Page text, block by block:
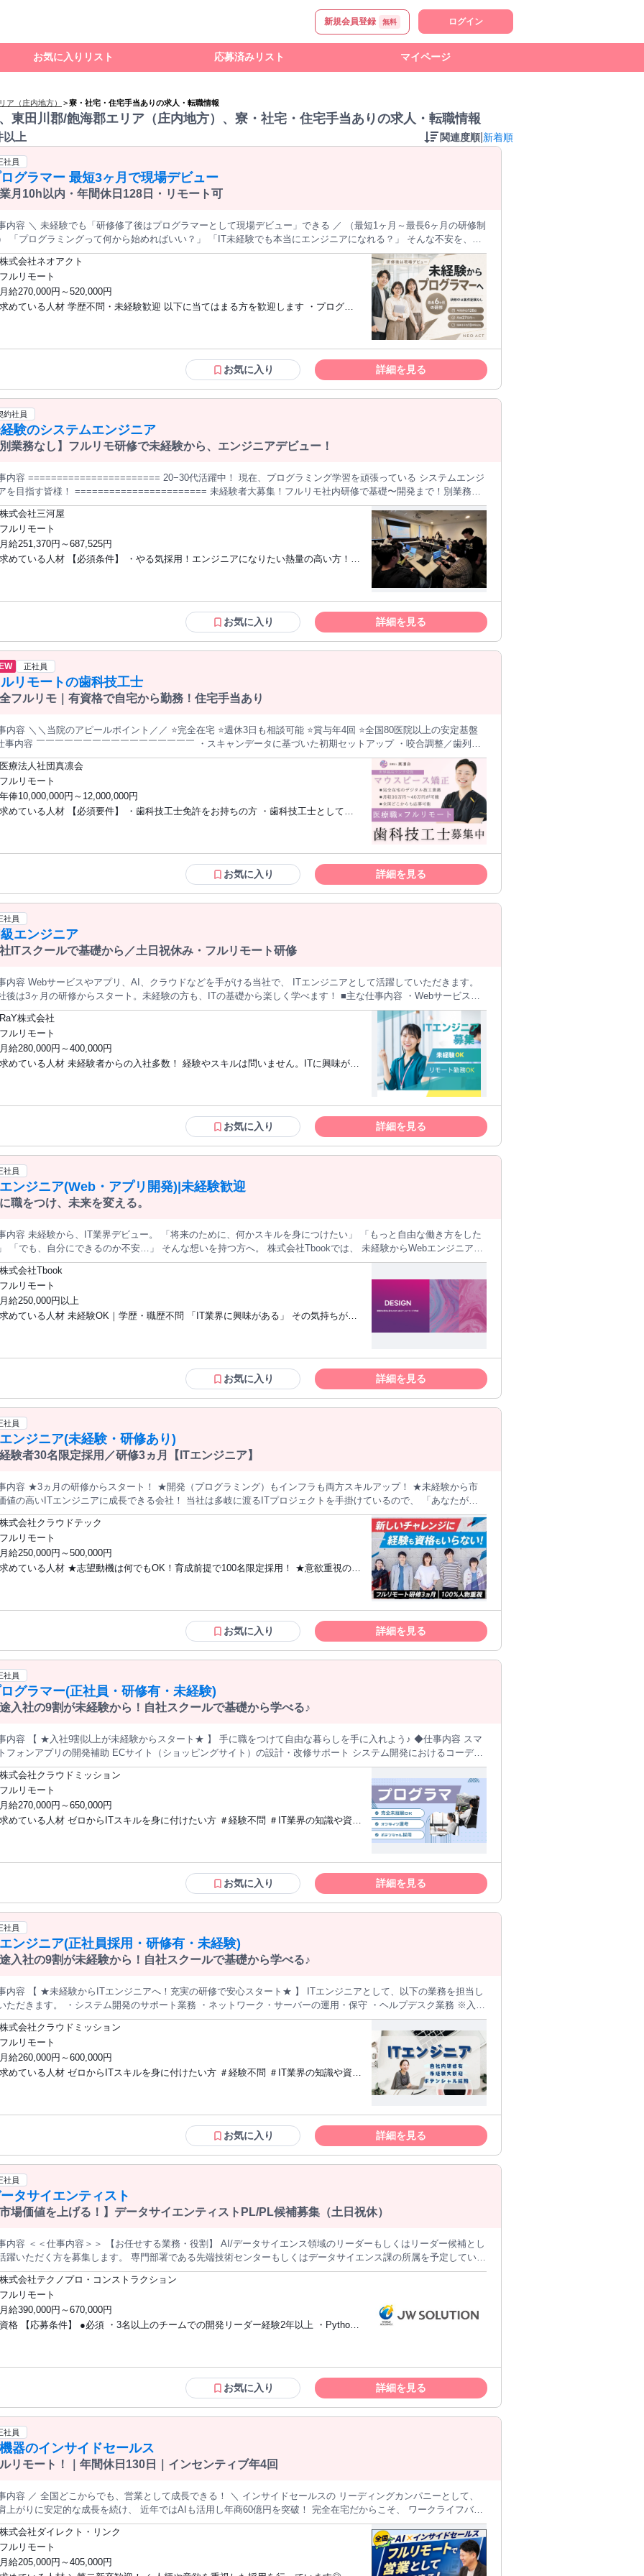
新規会員登録 無料 ログイン
お気に入りリスト 応募済みリスト マイページ
ア（庄内地方） >寮・社宅・住宅手当ありの求人・転職情報
東田川郡/飽海郡エリア（庄内地方）、寮・社宅・住宅手当ありの求人・転職情報
以上 関連度順 新着順
社員
グラマー 最短3ヶ月で現場デビュー
月10h以内・年間休日128日・リモート可
内容 ＼ 未経験でも「研修修了後はプログラマーとして現場デビュー」できる ／ （最短1ヶ月～最長6ヶ月の研修制
そんな不安を、
は最長6ヶ月の研修制度で解消します。 ■ NEO研修（最短1カ月〜最長6カ月） 担当講師2名が合格が出るまで
サポート。 ※研修期間中は案件への配属はありません。安心して学習に集中できます。 《研修ステップ》 【ステ
1 ～1か月目～】IT業界の基礎固め ビジネスマナー研修・IT業界基礎研修・言語基礎研修を受講。 【ステップ2 ～2
目～】言語研修 JAVA / Python / C# / HTML&CSS / JavaScriptなど主要言語を学習。プログラマー歴10年以上の専
プ3 ～3か月目～】実践的プログラミング研修 コーディング基礎〜プログラムの実行まで。実
10:00 朝会・タスク確認 10:30 コーディング・実装作業 12:00 昼休み 13:00 コードレビュー・フィードバック対応
テスト・デバッグ作業 18:00 進捗報告・翌日準備 19:00 退社（残業月平均10時間以内） ■ 入社後のサポート体制
属後も先輩エンジニアによるコードレビュー・OJTサポートが継続。定期的な1on1面談で成長目標を確認。社内勉強
る不安・Q&A Q. 本当に知識ゼロでも大丈夫ですか？ A. はい。研修で基礎からしっかり学べ
言語は選べますか？ A. 適性・希望を考慮のうえ配属先を決定します。 Q. 服装・髪型の規定はありますか？ A.
OKです。 ■ こんな方が活躍しています ・「プログラミングに興味があるが何も知らない」からスター
した方 ・前職が営業・接客・事務などIT未経験の方 ・将来はフリーランスやリモートワークのエンジニアを目指し
株式会社ネオアクト
フルリモート
月給270,000円～520,000円
求めている人材 学歴不問・未経験歓迎 以下に当てはまる方を歓迎します ・プログラ
きに受け止め、改善できる方 ・プログラマーとしてキャリアをスタートしてみたい方
お気に入り 詳細を見る
約社員
験のシステムエンジニア
別業務なし】フルリモ研修で未経験から、エンジニアデビュー！
内容 ======================= 20−30代活躍中！ 現在、プログラミング学習を頑張っている システムエンジ
を目指す皆様！ ======================= 未経験者大募集！フルリモ社内研修で基礎〜開発まで！別業務な
未経験」というだけで、なかなか就職先
い… 「30歳」を超えているから… 「実務経験」を積んでキャリアを確実に積み上げていきたい… そう感じている
ないかと思います。 IT業界人手不足というものの、 未経験からエンジニアになるのは、ハードルが高いの
状です。 ×エンジニアとは関係ない仕事の配属になってしまう… ×テストや保守の仕事ばかりで開発に携われな
しい技術を、独学で学ぶのには限界がある…など 株式会社三河屋では、200人以上を育成してきた圧倒的なエ
ジニア育成研修でスクール卒業生や、 独学でしっかり学ばれた皆様に対して未経験からでもエンジニアとして活躍で
先輩エンジニアの１ON1指導-】 【キャリアサポーターによるキャリア相談・メンタルフォロー】 【同期や他のメ
ーと助け合い勉強できる環境】 【それぞれの要望に寄り添う、透明度の高い案件提案制】 ０から一貫してキャリ
形成をしていける環境を整えています。 開発で経験を積み成長できたとしてても、自分の目指す理想的なエンジニ
または自分の目指す理想的な労働環境を手に入れられないと意味がありません。 エンジニアとしての未来の目標を
は、ぜひエントリーください！☆+。 - 業務内容 - ◆入社後の流れ ＜WEBエンジニア研修生｜４ヶ月間＞ 研修中
Webエンジニア研修を「フルリモート」で集中して受けていただきます。 エンジニアと関係ない別業務はありませ
、GIT（Github）、上流工程、アプリ開発
すので、インフラエンジニア、AI、ゲームエンジニアになりたい方には向きませんが、SEから別分野へのキャリア
。 ＜研修終了後、エンジニアデビュー！＞ 当社案件もしくはパートナー企業様の案件に入っていた
、 システムエンジニアとしての【システム開発経験】を積んでいただきます。 ◆勤務地について 配属先の案件に
愛知、東京、大阪のお好きな地域でエンジニアとして活躍していただきます。 ※フルリモート案件は一部ありま
未経験1年目は出勤が必要な案件がほとんどです。 フルリモでの勤務は、実務経験を約１、2年以上積めば移行可
。 貴方の納得のいく環境で働けるよう、全力でサポートします。 他地域の方も、お気軽に相談くだ
ほしい！ ・未経験だけど1年目からちゃんと開発したい、コ
ィングしたい！ ・勉強してきた技術を活かしたい！ ・自由な働き方を目指したい！ ・とにかくなりたい自分にな
、楽しく仕事したい！ ・本気でWEBシステムエンジニアになりたい！ ・責任を持ってプロジェクトを遂行していた
株式会社三河屋
フルリモート
月給251,370円～687,525円
求めている人材 【必須条件】 ・やる気採用！エンジニアになりたい熱量の高い方！未
流工程から学び、実際にアプリ開発を行っていただきます。HTML,CSSよりバックエ
ンドやフレームワークの勉強が主になってきます。） 以下の方は歓迎 ITエンジニアと
して働いてみたい方 システムエンジニアに挑戦してみたい方 SEとして働いてみたい
方 未経験からエンジニアとして働きたい方 IT業界に興味のある方 理系の方 文系から
理系職に挑戦したい方 完全週休二日制で働きたい方 土日休みで働きたい方 新しい仲
間を作りたい方 高月収で働きたい方 高月給で働きたい方 スキルを活かして働きたい
方 営業職の方 将来独立したい方 フリーランスとして働きたい方 将来起業したい方 名
モートで働きたい方 完全在宅で働きたい方 テレワークで働きたい方 システム開発に
興味のある方 アプリ開発に興味のある方 直行直帰で働きたい方 賞与支給のお仕事で
働きたい方 弊社理念に共感できる方
お気に入り 詳細を見る
正社員
リモートの歯科技工士
フルリモ｜有資格で自宅から勤務！住宅手当あり
＼＼当院のアピールポイント／／ ⭐完全在宅 ⭐週休3日も相談可能 ⭐賞与年4回 ⭐全国80医院以上の安定基盤
事内容 ￣￣￣￣￣￣￣￣￣￣￣￣￣￣￣￣￣ ・スキャンデータに基づいた初期セットアップ ・咬合調整／歯列配
IPR計画 ・ステージごとの歯牙移動の制御 ・アライナー数・移動量の最適化 ・アタッチメントの位置・形状の選
よび配置 ・歯科医師との連携による治療計画の修正・再プラン対応（リファインメントを含む） ・提出前の最終
およびドクターとのプレビュー確認 ✅完全リモートの強み ￣￣￣￣￣￣￣￣￣￣￣￣￣￣￣￣￣ 全国どこか
も勤務可能です。 また、勤務時間の自由度も高く、家事・子育てなどライフスタイルに制限がある方でも ご自身
活かして働いていただけます。 ✅年間症例数1,000件以上。本気で技術を高めたい方を歓迎します。 ￣￣￣
￣￣￣￣￣￣￣￣￣￣￣￣￣ 北海道～沖縄まで全国80医院以上の提携ネットワーク。 本院「レオンデンタルオフィ
」の院長は、日本でも数名の【レッドダイヤモンドプロバイダー資格】を保有。 明るく風通しの良い職場で、研修・
・各種手当も充実し、長く安心して働けます。 ✅月給30万円～／残業もほぼナシ◎ ￣￣￣￣￣￣￣￣￣￣￣
経験・スキル等により決定いたします。 ・固定残業時間を超過した場合は、別途法定通り支給。 ・給与額によ
固定残業手当の金額および時間数は異なります。
医療法人社団真凛会
フルリモート
年俸10,000,000円～12,000,000円
求めている人材 【必須要件】 ・歯科技工士免許をお持ちの方 ・歯科技工士としてス
床経験をお持ちの方 ・医療広告、オンライン診療に関する知識・興味のある方 ・副
業・業務委託など柔軟な働き方を希望される方 ・患者様の不安に寄り添い、信頼関係
お気に入り 詳細を見る
社員
エンジニア
ITスクールで基礎から／土日祝休み・フルリモート研修
内容 Webサービスやアプリ、AI、クラウドなどを手がける当社で、 ITエンジニアとして活躍していただきます。
後は3ヶ月の研修からスタート。未経験の方も、ITの基礎から楽しく学べます！ ■主な仕事内容 ・Webサービスや
リの開発 ・AIを活用したシステム開発 ・クラウド環境の構築・運用 ・サーバーやネットワークの運用・保守 まず
キルに合った仕事からスタート。先輩と一緒に、少しずつできることを増やしていきましょう！ ■この求人のポイ
・3ヶ月の研修でITデビュー ・研修期間はフルリモート ・開発もインフラも学べる ・頑張りが収入や昇格につな
期や先輩と一緒に成長できる ■教育・研修制度 入社後は、ITって何？という基礎から学びます。 専任講師が
サポートするので、分からないことは何度でも質問できます！ ■研修内容の例 プログラミング／アプリ開発／サ
を活用したシステム開発 ・AWSやAzureのクラウド案件 ・金融、医療、公共機関向けの開発 ・SNS、動画配信サ
技術／デザイン制作・企画立案／Web動画の制作・編集。PC操作に不安のある方にはPC研修も実施します。
RaY株式会社
フルリモート
月給280,000円～400,000円
求めている人材 未経験者からの入社多数！ 経験やスキルは問いません。ITに興味があ
めに収入をアップさせたい ・新しい知識やスキルを身につけたい ・仲間と一緒に楽し
く成長したい ・頑張りをしっかり評価してほしい 学歴・職歴・IT経験は不問です。
PC操作に自信がない方や、社会人デビューを目指す方も安心してご応募ください！
お気に入り 詳細を見る
社員
ンジニア(Web・アプリ開発)|未経験歓迎
職をつけ、未来を変える。
経験から、IT業界デビュー。 「将来のために、何かスキルを身につけたい」 「もっと自由な働き方をした
も、自分にできるのか不安…」 そんな想いを持つ方へ。 株式会社Tbookでは、 未経験からWebエンジニアと
きる環境を整えています。 入社後は、2ヶ月間の研修からスタート。 ITの基礎から、 プログラミング・
制作・システム開発まで、 段階的に学べるため、 知識ゼロからでも安心して挑戦できます。 最初は、 「パソコン
くない」 「IT業界は初めて」 「タイピングにも自信がない」 そんな方でも大丈夫です。 実際に、 未経験から
ートした先輩たちも、 少しずつスキルを身につけながら Web業界で活躍しています。 専任講師がサポートしなが
きること” を一つずつ増やしていける環境です。 ＝＝＝＝＝＝＝＝＝＝＝＝＝＝＝＝＝＝ 具体的なお仕事内容
正を行います。 ■ Webシステム開発 ECサイトや予約システムなど、 便利なサービスやシステムの開発を
システム運用や問い合わせ対応など、 IT業界の基礎から経験を積める業務もあります。 ＝＝＝＝
礎（Java／Python） ■ データベース・SQL ■ 開発環境構築 「コードが動いた！」 そんな小さな成功体験を積み
がら、 少しずつ理解を深めていきます。 わからないことは、 その場ですぐ質問できる環境なので、 未経験の方
】 次は “つくる側” の経験へ。 ■ Web制作（HTML／CSS／JavaScript） ■ フロントエンド開
め、 「一人で置いていかれる」 ということはありません。 ＝＝＝＝＝＝＝＝＝＝＝＝＝＝＝＝＝＝ この仕事の
高いスキルが身につく ◎ フルリモート案件
◎ キャリアアップを目指せる ◎ デザイン×ITの幅広い経験が積める ◎ Webエンジニア・デザイナーなど多彩なキ
＝＝＝＝＝＝＝＝＝＝＝＝＝＝＝＝＝ 最初から、 完璧である必要はありません。 大切なのは、
「やってみたい」という気持ちです。 あなたの “これから” を、 私たちと一緒に作っていきませんか？
株式会社Tbook
フルリモート
月給250,000円以上
求めている人材 未経験OK｜学歴・職歴不問 「IT業界に興味がある」 その気持ちがあ
つけたい ✅ IT・Web業界に興味がある ✅ 生成AIなど最新技術を学びたい ✅ 新しいこ
とに挑戦したい ✅ 仲間と一緒に成長したい ✅ 将来的にリモートワークしたい ✅ スキ
ルを身につけて市場価値を上げたい ✅ Web制作やデザインに興味がある ＝＝＝＝＝＝
＝＝＝＝＝＝＝＝ こんな方が活躍中！ ・飲食スタッフ ・接客／販売 ・営業職 ・事務
職 ・工場勤務 ・フリーター ・主婦（夫） など、 未経験からスタートした先輩が多数
活躍しています！ ＝＝＝＝＝＝＝＝＝＝＝＝＝＝ 年齢の条件と理由：あり（例外事由
3号のイ・30歳未満（長期勤続によるキャリア形成のため））
お気に入り 詳細を見る
社員
ンジニア(未経験・研修あり)
験者30名限定採用／研修3ヵ月【ITエンジニア】
内容 ★3ヵ月の研修からスタート！ ★開発（プログラミング）もインフラも両方スキルアップ！ ★未経験から市
高いITエンジニアに成長できる会社！ 当社は多岐に渡るITプロジェクトを手掛けているので、 「あなたが目
たいエンジニア」にチャレンジできます！ 詳しく分からない…という方も大丈夫。 入社後に一緒に見つけていき
は3ヵ月の研修から始めます。 研修期間はフルリモートで、お住まいの場所でスター
きます！ 専任講師が「ITとは？」「開発とは？」「インフラとは？」など、 丁寧に教えていくので、未経験もご
ください！ 「学びたい」「成長したい」という想いを実現できる会社です。 ＜研修の流れ＞ ▼1～2ヵ月目／基礎
まずは会社理解を深めたりITの基本を学べる研修から始めます。 社会人未経験の方は、ビジネスマナー研修も用
修に移ります。 プログラムの実行や実機を使ったネットワークの構築などを実施します。 自分で組んだシステム
動く」面白さも感じながら、 実務で活かせるスキルを身に付けていきましょう！ ★対象資格一覧（一部抜粋） 基
情報技術者試験（FE）－15,000円 応用情報技術者試験（AP）－25,000円 CCNA－15,000円 CCNP－25,000円 LPIC
1 / LinuC Level 1－15,000円 LPIC Level 2 / LinuC Level 2－20,000円 LPIC Level 3 / LinuC Level 3－25,000円
ORACLE MASTER Silver DBA－15,000円 Oracle Database ORACLE MASTER Gold DBA－25,000円 AWS
シエイトレベル－15,000円 AWS プロフェッショナルレベル－25,000円
株式会社クラウドテック
フルリモート
月給250,000円～500,000円
求めている人材 ★志望動機は何でもOK！育成前提で100名限定採用！ ★意欲重視の積
即戦力採用で給与面を優遇します！ 【こんな方とはぜひお会いしたいです！】 ◎失敗
を恐れず積極的に学ぶ姿勢がある方 ◎AI・IT・DXの世界で成長したい方 ◎新しいこ
とに興味がある方 ◎収入・スキルアップを叶えたい方 ◎頑張りを認めてもらいたい方
◎様々な経験を積みながら可能性を広げたい方 ◎手に職をつけて自分自身の価値を高
めたい方 ◎在宅勤務で自分のペースを大切にしたい方 年齢の条件と理由：あり（例外
事由3号のイ・29歳以下（長期勤続によるキャリア形成のため））
お気に入り 詳細を見る
社員
グラマー(正社員・研修有・未経験)
入社の9割が未経験から！自社スクールで基礎から学べる♪
内容 【 ★入社9割以上が未経験からスタート★ 】 手に職をつけて自由な暮らしを手に入れよう♪ ◆仕事内容 スマ
フォンアプリの開発補助 ECサイト（ショッピングサイト）の設計・改修サポート システム開発におけるコーディ
やテスト業務 プログラム修正、バグチェック、仕様書作成など 研修後は小さなプロジェクトから少しずつ実践に
：開発ツールやセキュリティ、DB知識を
実習 ▶3ヶ月目：グループでのアプリ開発演習＆プロジェクト発表 3ヶ月間の学習成果を活かし、 研修の最後に
プロジェクトを作成します。 プロジェクトの発表を通じて、自己成長を実感◎ フィードバックを受け更なるスキ
人のポイント★ 】 1. 未経験歓迎、ゼロから学べる研修プログラム 3ヶ月間の充実した研修
、 プログラマーとしての基礎から実務スキルまでしっかりサポート！ 完全未経験でも安心♪実務に即した技術を段階
困った時にはすぐに助けてもらえる環境◎ フィードバックを通じて成長を実感しながら進めます♪ 3.資格取得支援
スキルアップサポート 基本情報、LPIC、AWSなどの資格取得を支援！ 資格取得に必要な書籍は会社が用意◎ 資格
持つことで、さらにキャリアアップが可能です。
株式会社クラウドミッション
フルリモート
月給270,000円～650,000円
求めている人材 ゼロからITスキルを身に付けたい方 ＃経験不問 ＃IT業界の知識や資格
す！ ＼今までの経験ではなく「意欲」「人柄」を重視した選考です！／ 【こんな方は
ぜひご応募ください】 ◎幅広いIT知識を身につけたい方 ◎人と話すことや人と接する
ことが好きな方 ◎相手の立場になって物事を考えられる方 ◎安定した環境で長期にわ
たり活躍したい方 ◎周囲とのチームワークを大切にできる方 ◎向上心や成長意欲をお
持ちの方
お気に入り 詳細を見る
社員
ンジニア(正社員採用・研修有・未経験)
入社の9割が未経験から！自社スクールで基礎から学べる♪
内容 【 ★未経験からITエンジニアへ！充実の研修で安心スタート★ 】 ITエンジニアとして、以下の業務を担当し
ただきます。 ・システム開発のサポート業務 ・ネットワーク・サーバーの運用・保守 ・ヘルプデスク業務 ※入社
あなたの適性や希望に応じて、最適なプロジェクトに配属いたします。 研修内容 ▶1ヶ月目：IT基礎研修 IT業界
本知識や専門用語の習得 パソコンの基本操作、タイピング練習 セキュリティ基礎知識 ▶2ヶ月目：技術研修 プロ
ミング言語の基礎（Java、Pythonなど） データベースの基礎知識と操作方法 ネットワーク・サーバーの基本概念
模擬プロジェクトを通じたシステム開発演習 チームでの課題解決、コミュニケーシ
スキルの向上 成果物のプレゼンテーションとフィードバック ※研修後も、OJTを通じて先輩エンジニアがしっか
るカリキュラム◎ 2.手厚いサポートとフォロー体制 先輩社員やリーダーからの指導やサポートが充実し
り、 困った時にはすぐに助けてもらえる環境◎ フィードバックを通じて成長を実感しながら進めます♪ 3.資格取得
援とスキルアップサポート 基本情報、LPIC、AWSなどの資格取得を支援！ 資格取得に必要な書籍は会社が用意◎
を持つことで、さらにキャリアアップが可能です。
株式会社クラウドミッション
フルリモート
月給260,000円～600,000円
求めている人材 ゼロからITスキルを身に付けたい方 ＃経験不問 ＃IT業界の知識や資格
す！ ＼今までの経験ではなく「意欲」「人柄」を重視した選考です！／ 【こんな方は
ぜひご応募ください】 ◎幅広いIT知識を身につけたい方 ◎人と話すことや人と接する
ことが好きな方 ◎相手の立場になって物事を考えられる方 ◎安定した環境で長期にわ
たり活躍したい方 ◎周囲とのチームワークを大切にできる方 ◎向上心や成長意欲をお
持ちの方
お気に入り 詳細を見る
社員
タサイエンティスト
市場価値を上げる！】データサイエンティストPL/PL候補募集（土日祝休）
内容 ＜＜仕事内容＞＞ 【お任せする業務・役割】 AI/データサイエンス領域のリーダーもしくはリーダー候補とし
躍いただく方を募集します。 専門部署である先端技術センターもしくはデータサイエンス課の所属を予定していま
多様な業界向けのデータ分析や分析システム開発に従事いただく中で、チームと開発をコントロールしていきま
同社取引先もしくは開発センターにて業務を行います。 ※経験や希望に応じてポジションや担当プロジェクトを
いたします【プロジェクト例】 ・データ収集利活用基盤一元化システム設計・AIベンダーへのデータ分析、特に生
に関する知見共有およびアドバイス・自動車自動運転走行に関わる分析課題に対する提案、データ分析・AIを活用
遠隔診断のコンサルティング・AIによる個人認識・表情認識・眠気認識などのシステム開発 従業員数20000人超の
い。 皆様からのご応募を心よりお待ちしております！ ≪your smile、 my happiness≫ あなたの笑顔があるから幸
になれる。 あなたの笑顔のために 上質なホスピタリティは、人と企業の魅力を最大に引き出す。 わたしたちは多様
業種でのアウトソーシングを展開する 【ワールドホールディングス】と 人材育成に関する知見と豊富なネットワー
持つ 【JTB】が手を組みツーリズムマーケットに特化した “ホスピタリティアウトソーシング”を 実現する総合人材
材育成のノウハウで育成された高いホスピタリティを有した人材によって、 他社とは異なるホスピタリティの高
ービスの提供を実現します。 当社は、JTBが培った人材育成プログラムをもとに 安心して就業し、そして成果を
ていくための教育を一番の強みとしています。 また安心して勤務いただくためのフォローアップ体制に 「こまめ
活躍できるよう全力でサポートいたします！ ＜＜アピールポイント＞＞ 【最先端AI・自動運転など話題のPJが
】 データサイエンス・AI領域のPLまたはPL候補を募集！ 【エンジニアの成長を阻まない独自のフォロー体制】 キ
アプランを共に描く「キャリア・デザイン・アドバイザー」と、スキルを最大限引き出す案件をアサインする「バ
ー・エンジニアリング・マネージャー」を設置。 あなたの理想のキャリアを全力で支援します。 【リモートワー
完全週休2日制】 様々な技術に挑戦できる環境でありながら、土日祝休みでライフワークバランスも抜群です！
株式会社テクノプロ・コンストラクション
フルリモート
月給390,000円～670,000円
資格 【応募条件】 ●必須 ・3名以上のチームでの開発リーダー経験2年以上 ・Python
イブラリ ・Java、C# ・クラウド、オンプレ ●求める人物像 ＜マインド＞ ・チャレン
ジ精神旺盛な方 ・顧客との会話が好きな方 ・クラウドなどの先端技術に興味がある方
歓迎条件 ●尚可 ・クラウドの取扱い経験のある方 ・情報セキュリティ資格をお持ちの
方
お気に入り 詳細を見る
社員
器のインサイドセールス
リモート！｜年間休日130日｜インセンティブ年4回
内容 ／ 全国どこからでも、営業として成長できる！ ＼ インサイドセールスの リーディングカンパニーとして、
がりに安定的な成長を続け、 近年ではAIも活用し年商60億円を突破！ 完全在宅だからこそ、 ワークライフバラ
大切にしながら、 営業としてのキャリアを築けます◎ ━━━━━━━━━━━━━━━━━ ✅この求人のポイ
✅ ●最新AIを活用！充実の研修やサポート制度◎ ●完全在宅／フルリモート ●未経験可 ●インセンティブ年4回 ●昇
2回／昇給率18%の実績あり ●年間休日130日（2026年）／土日祝休み ━━━━━━━━━━━━━━━━━ 【仕
容】 法人企業に対して、 PC・周辺機器・ソフトウェアなどの IT商材をご提案するインサイドセールスです。 ＜
株式会社ダイレクト・リンク
フルリモート
月給205,000円～405,000円